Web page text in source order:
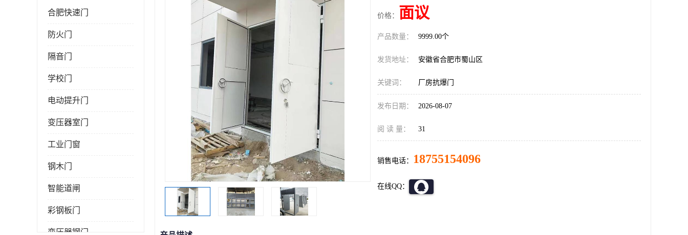
合肥快速门
防火门
隔音门
学校门
电动提升门
变压器室门
工业门窗
钢木门
智能道闸
彩钢板门
变压器钢门
价格： 面议
产品数量： 9999.00个
发货地址： 安徽省合肥市蜀山区
关键词： 厂房抗爆门
发布日期： 2026-08-07
阅 读 量： 31
销售电话： 18755154096
在线QQ：